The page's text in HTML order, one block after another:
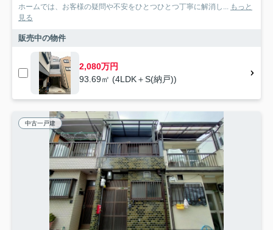
ホームでは、お客様の疑問や不安をひとつひとつ丁寧に解消し... もっと
見る
販売中の物件
2,080万円
93.69㎡ (4LDK＋S(納戸))
中古一戸建